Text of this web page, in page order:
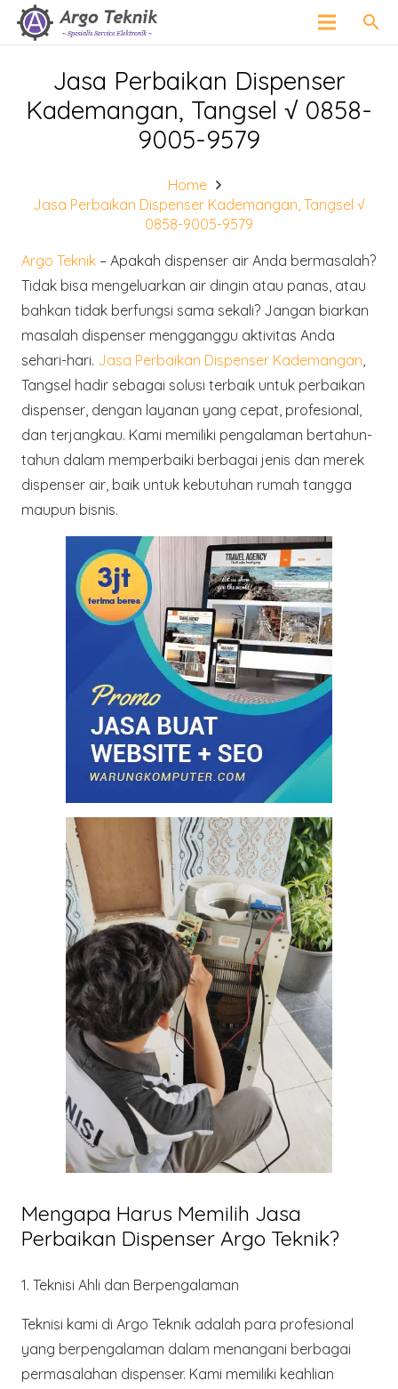
search
Jasa Perbaikan Dispenser
Kademangan, Tangsel √ 0858-
9005-9579
Home
Jasa Perbaikan Dispenser Kademangan, Tangsel √
0858-9005-9579
Argo Teknik – Apakah dispenser air Anda bermasalah?
Tidak bisa mengeluarkan air dingin atau panas, atau
bahkan tidak berfungsi sama sekali? Jangan biarkan
masalah dispenser mengganggu aktivitas Anda
sehari-hari. Jasa Perbaikan Dispenser Kademangan,
Tangsel hadir sebagai solusi terbaik untuk perbaikan
dispenser, dengan layanan yang cepat, profesional,
dan terjangkau. Kami memiliki pengalaman bertahun-
tahun dalam memperbaiki berbagai jenis dan merek
dispenser air, baik untuk kebutuhan rumah tangga
maupun bisnis.
Mengapa Harus Memilih Jasa
Perbaikan Dispenser Argo Teknik?
1. Teknisi Ahli dan Berpengalaman
Teknisi kami di Argo Teknik adalah para profesional
yang berpengalaman dalam menangani berbagai
permasalahan dispenser. Kami memiliki keahlian